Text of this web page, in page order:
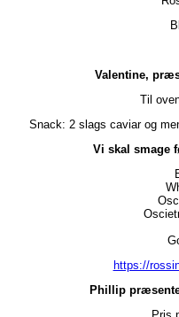
Valentine,
Til
Snack: 2 slags caviar og
Vi skal smage
https://
Phillip